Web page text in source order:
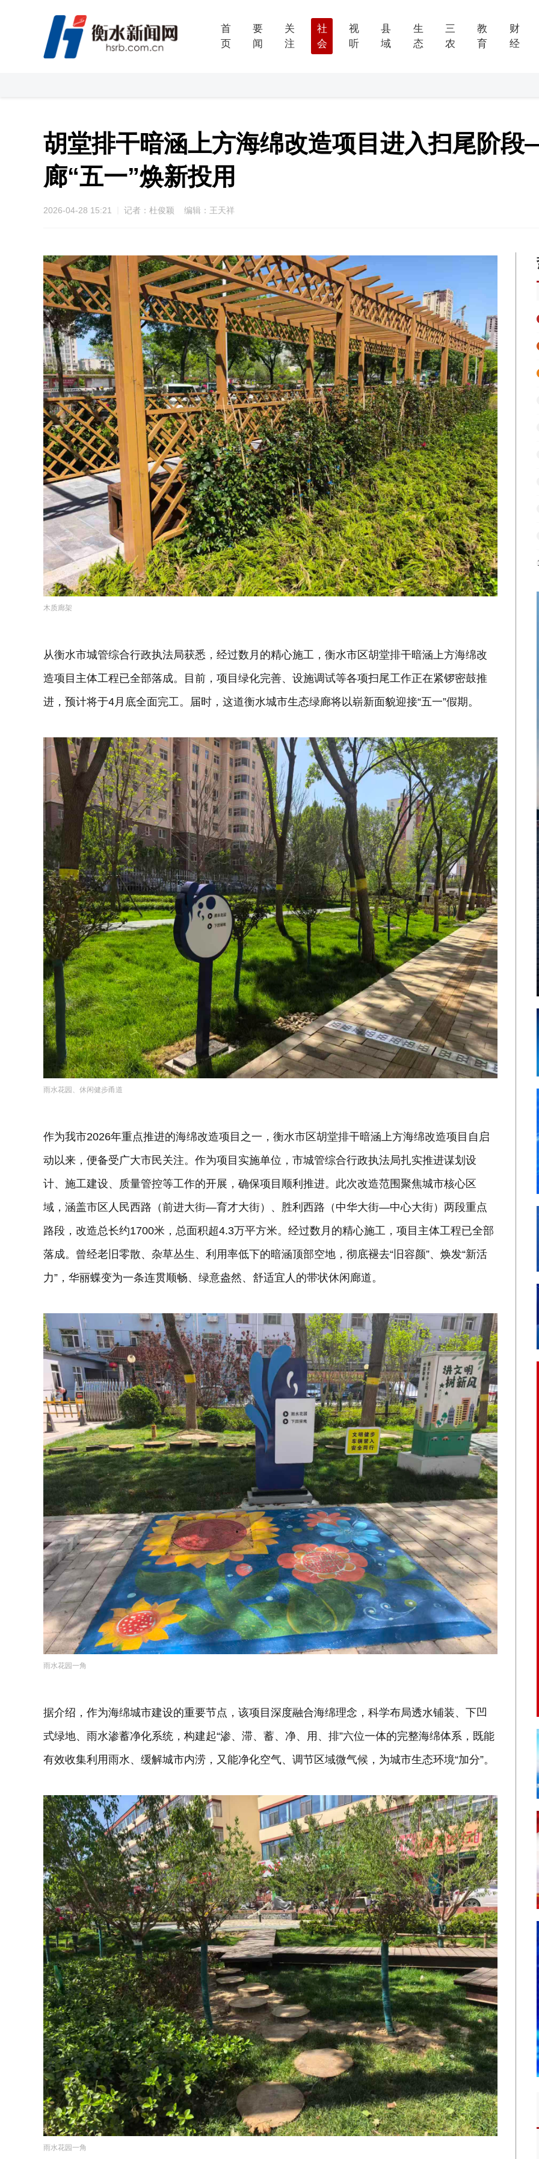
首
页
要
闻
关
注
社
会
视
听
县
域
生
态
三
农
教
育
财
经
胡堂排干暗涵上方海绵改造项目进入扫尾阶
廊“五一”焕新投用
2026-04-28 15:21 记者：杜俊颖 编辑：王天祥
木质廊架
从衡水市城管综合行政执法局获悉，经过数月的精心施工，衡水市区胡堂排干暗涵上方海绵改
造项目主体工程已全部落成。目前，项目绿化完善、设施调试等各项扫尾工作正在紧锣密鼓推
进，预计将于4月底全面完工。届时，这道衡水城市生态绿廊将以崭新面貌迎接“五一”假期。
雨水花园、休闲健步甬道
作为我市2026年重点推进的海绵改造项目之一，衡水市区胡堂排干暗涵上方海绵改造项目自启
动以来，便备受广大市民关注。作为项目实施单位，市城管综合行政执法局扎实推进谋划设
计、施工建设、质量管控等工作的开展，确保项目顺利推进。此次改造范围聚焦城市核心区
域，涵盖市区人民西路（前进大街—育才大街）、胜利西路（中华大街—中心大街）两段重点
路段，改造总长约1700米，总面积超4.3万平方米。经过数月的精心施工，项目主体工程已全部
落成。曾经老旧零散、杂草丛生、利用率低下的暗涵顶部空地，彻底褪去“旧容颜”、焕发“新活
力”，华丽蝶变为一条连贯顺畅、绿意盎然、舒适宜人的带状休闲廊道。
雨水花园一角
据介绍，作为海绵城市建设的重要节点，该项目深度融合海绵理念，科学布局透水铺装、下凹
式绿地、雨水渗蓄净化系统，构建起“渗、滞、蓄、净、用、排”六位一体的完整海绵体系，既能
有效收集利用雨水、缓解城市内涝，又能净化空气、调节区域微气候，为城市生态环境“加分”。
雨水花园一角